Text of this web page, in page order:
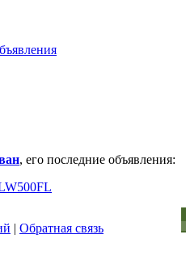
, его последние объявления:
| Обратная связь